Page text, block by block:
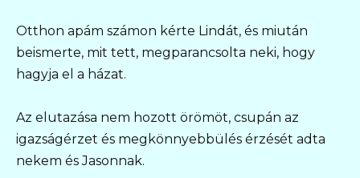
Otthon apám számon kérte Lindát, és miután
beismerte, mit tett, megparancsolta neki, hogy
hagyja el a házat.
Az elutazása nem hozott örömöt, csupán az
igazságérzet és megkönnyebbülés érzését adta
nekem és Jasonnak.